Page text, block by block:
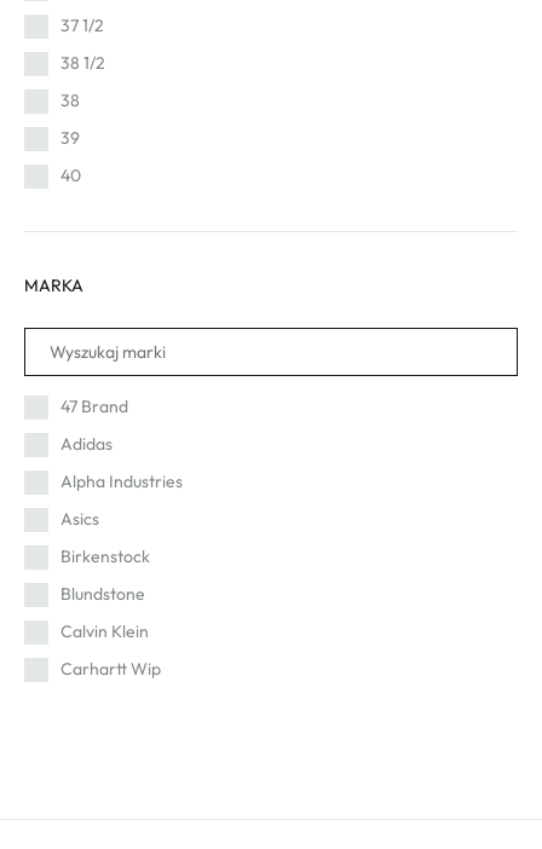
37 1/2
38 1/2
38
39
40
42
43 1/2
43
44 1/2
46
MARKA
47 Brand
Adidas
Alpha Industries
Asics
Birkenstock
Blundstone
Calvin Klein
Carhartt Wip
Converse